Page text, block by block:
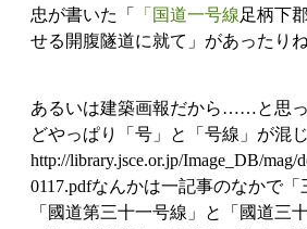
忠が書いた「
「国道一号線足柄下
せる開腹隧道に就て」があったりね
あるいは建築画報だから……と思
どやっぱり「号」と「号線」が混
http://library.jsce.or.jp/Image_DB/mag/
0117.pdfなんかは一記事のなかで「
「國道第三十一号線」と「國道三